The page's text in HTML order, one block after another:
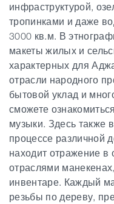
инфраструктурой,
тропинками и даже
3000 кв.м. В
макеты жилых и
характерных для
отрасли народного
бытовой уклад и
сможете
музыки. Здесь также
процессе различной
находит отражение в
отраслями
инвентаре. Каждый
резьбы по дереву,